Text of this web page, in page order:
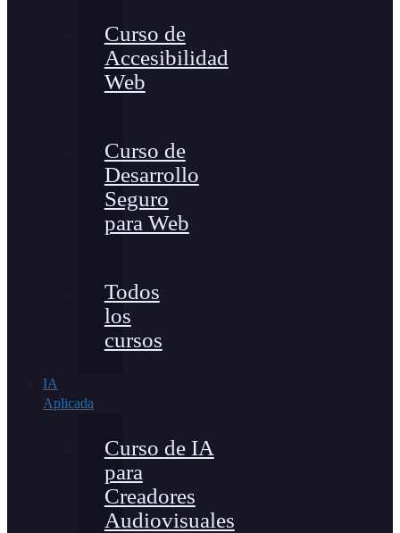
Curso de
Accesibilidad
Web
Curso de
Desarrollo
Seguro
para Web
Todos
los
cursos
IA
Aplicada
Curso de IA
para
Creadores
Audiovisuales